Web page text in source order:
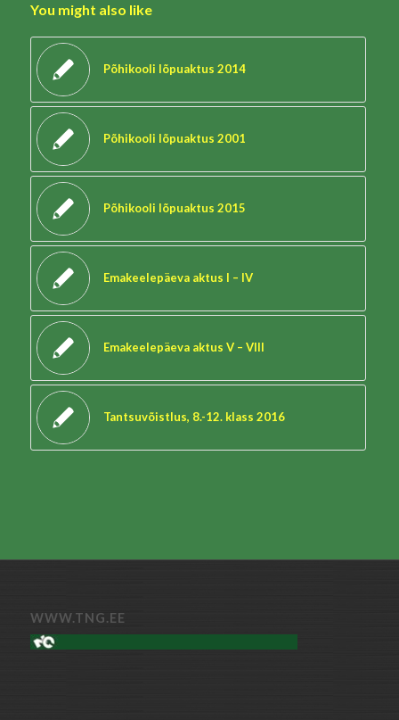
You might also like
Põhikooli lõpuaktus 2014
Põhikooli lõpuaktus 2001
Põhikooli lõpuaktus 2015
Emakeelepäeva aktus I – IV
Emakeelepäeva aktus V – VIII
Tantsuvõistlus, 8.-12. klass 2016
WWW.TNG.EE